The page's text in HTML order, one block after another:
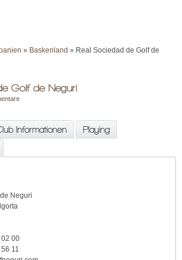
» Baskenland » Real Sociedad de Golf de
Golf de Neguri
Informationen
Playing
Neguri
00
11